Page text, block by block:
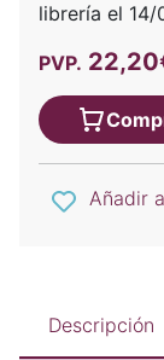
librería el 14/
PVP.
Añadir
Descripción